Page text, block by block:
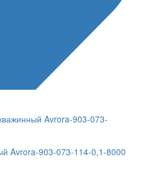
Avrora-903-073-114-0,1-8000